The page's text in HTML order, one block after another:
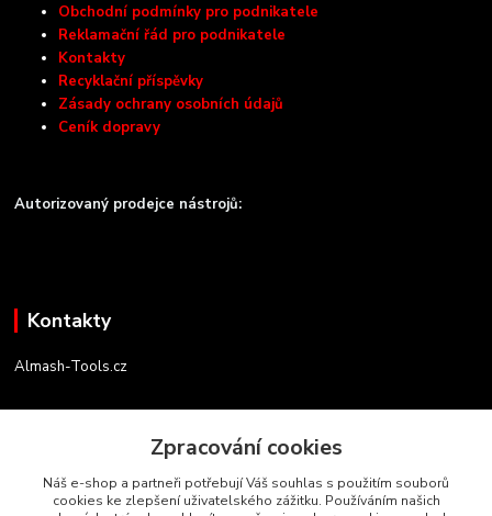
Obchodní podmínky pro podnikatele
Reklamační řád pro podnikatele
Kontakty
Recyklační příspěvky
Zásady ochrany osobních údajů
Ceník dopravy
Autorizovaný prodejce nástrojů:
Kontakty
Almash-Tools.cz
Aleš Kolář
+420 603 145 054
info@almash-tools.cz
Zpracování cookies
Náš e-shop a partneři potřebují Váš souhlas s použitím souborů
cookies ke zlepšení uživatelského zážitku. Používáním našich